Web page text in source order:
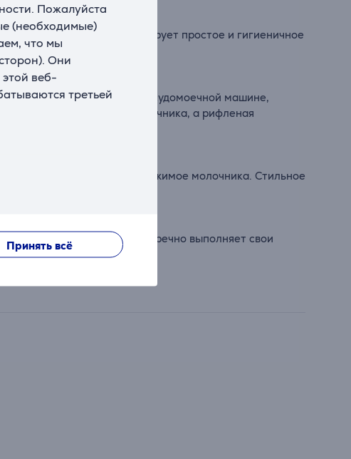
Пожалуйста
(необходимые)
что мы
Они
веб-
третьей
Принять всё
перекрытие гарантирует простое и гигиеничное
гигиенического мытья в посудомоечной машине,
устойчивость молочника, а рифленая
четко различать содержимое молочника. Стильное
своей эстетике, он безупречно выполняет свои